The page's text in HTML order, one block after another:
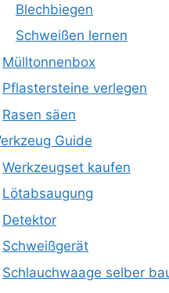
Blechbiegen
Schweißen lernen
Mülltonnenbox
Pflastersteine verlegen
Rasen säen
Guide
Werkzeugset kaufen
Lötabsaugung
Detektor
Schweißgerät
Schlauchwaage selber